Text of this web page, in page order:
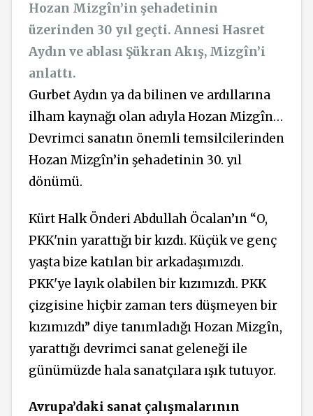
Hozan Mizgîn’in şehadetinin
üzerinden 30 yıl geçti. Annesi Hasret
Aydın ve ablası Şükran Akış, Mizgîn’i
anlattı.
Gurbet Aydın ya da bilinen ve ardıllarına
ilham kaynağı olan adıyla Hozan Mizgîn…
Devrimci sanatın önemli temsilcilerinden
Hozan Mizgîn’in şehadetinin 30. yıl
dönümü.
Kürt Halk Önderi Abdullah Öcalan’ın “O,
PKK'nin yarattığı bir kızdı. Küçük ve genç
yaşta bize katılan bir arkadaşımızdı.
PKK'ye layık olabilen bir kızımızdı. PKK
çizgisine hiçbir zaman ters düşmeyen bir
kızımızdı” diye tanımladığı Hozan Mizgîn,
yarattığı devrimci sanat geleneği ile
günümüzde hala sanatçılara ışık tutuyor.
Avrupa’daki sanat çalışmalarının